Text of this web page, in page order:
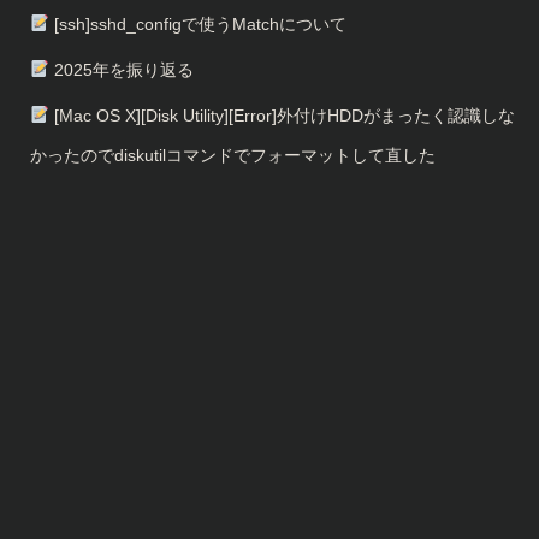
[ssh]sshd_configで使うMatchについて
2025年を振り返る
[Mac OS X][Disk Utility][Error]外付けHDDがまったく認識しな
かったのでdiskutilコマンドでフォーマットして直した